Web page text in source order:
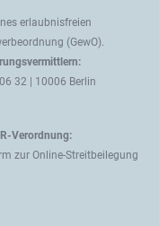
erlaubnisfreien
(GewO).
32 | 10006 Berlin
Verordnung:
zur Online-Streitbeilegung